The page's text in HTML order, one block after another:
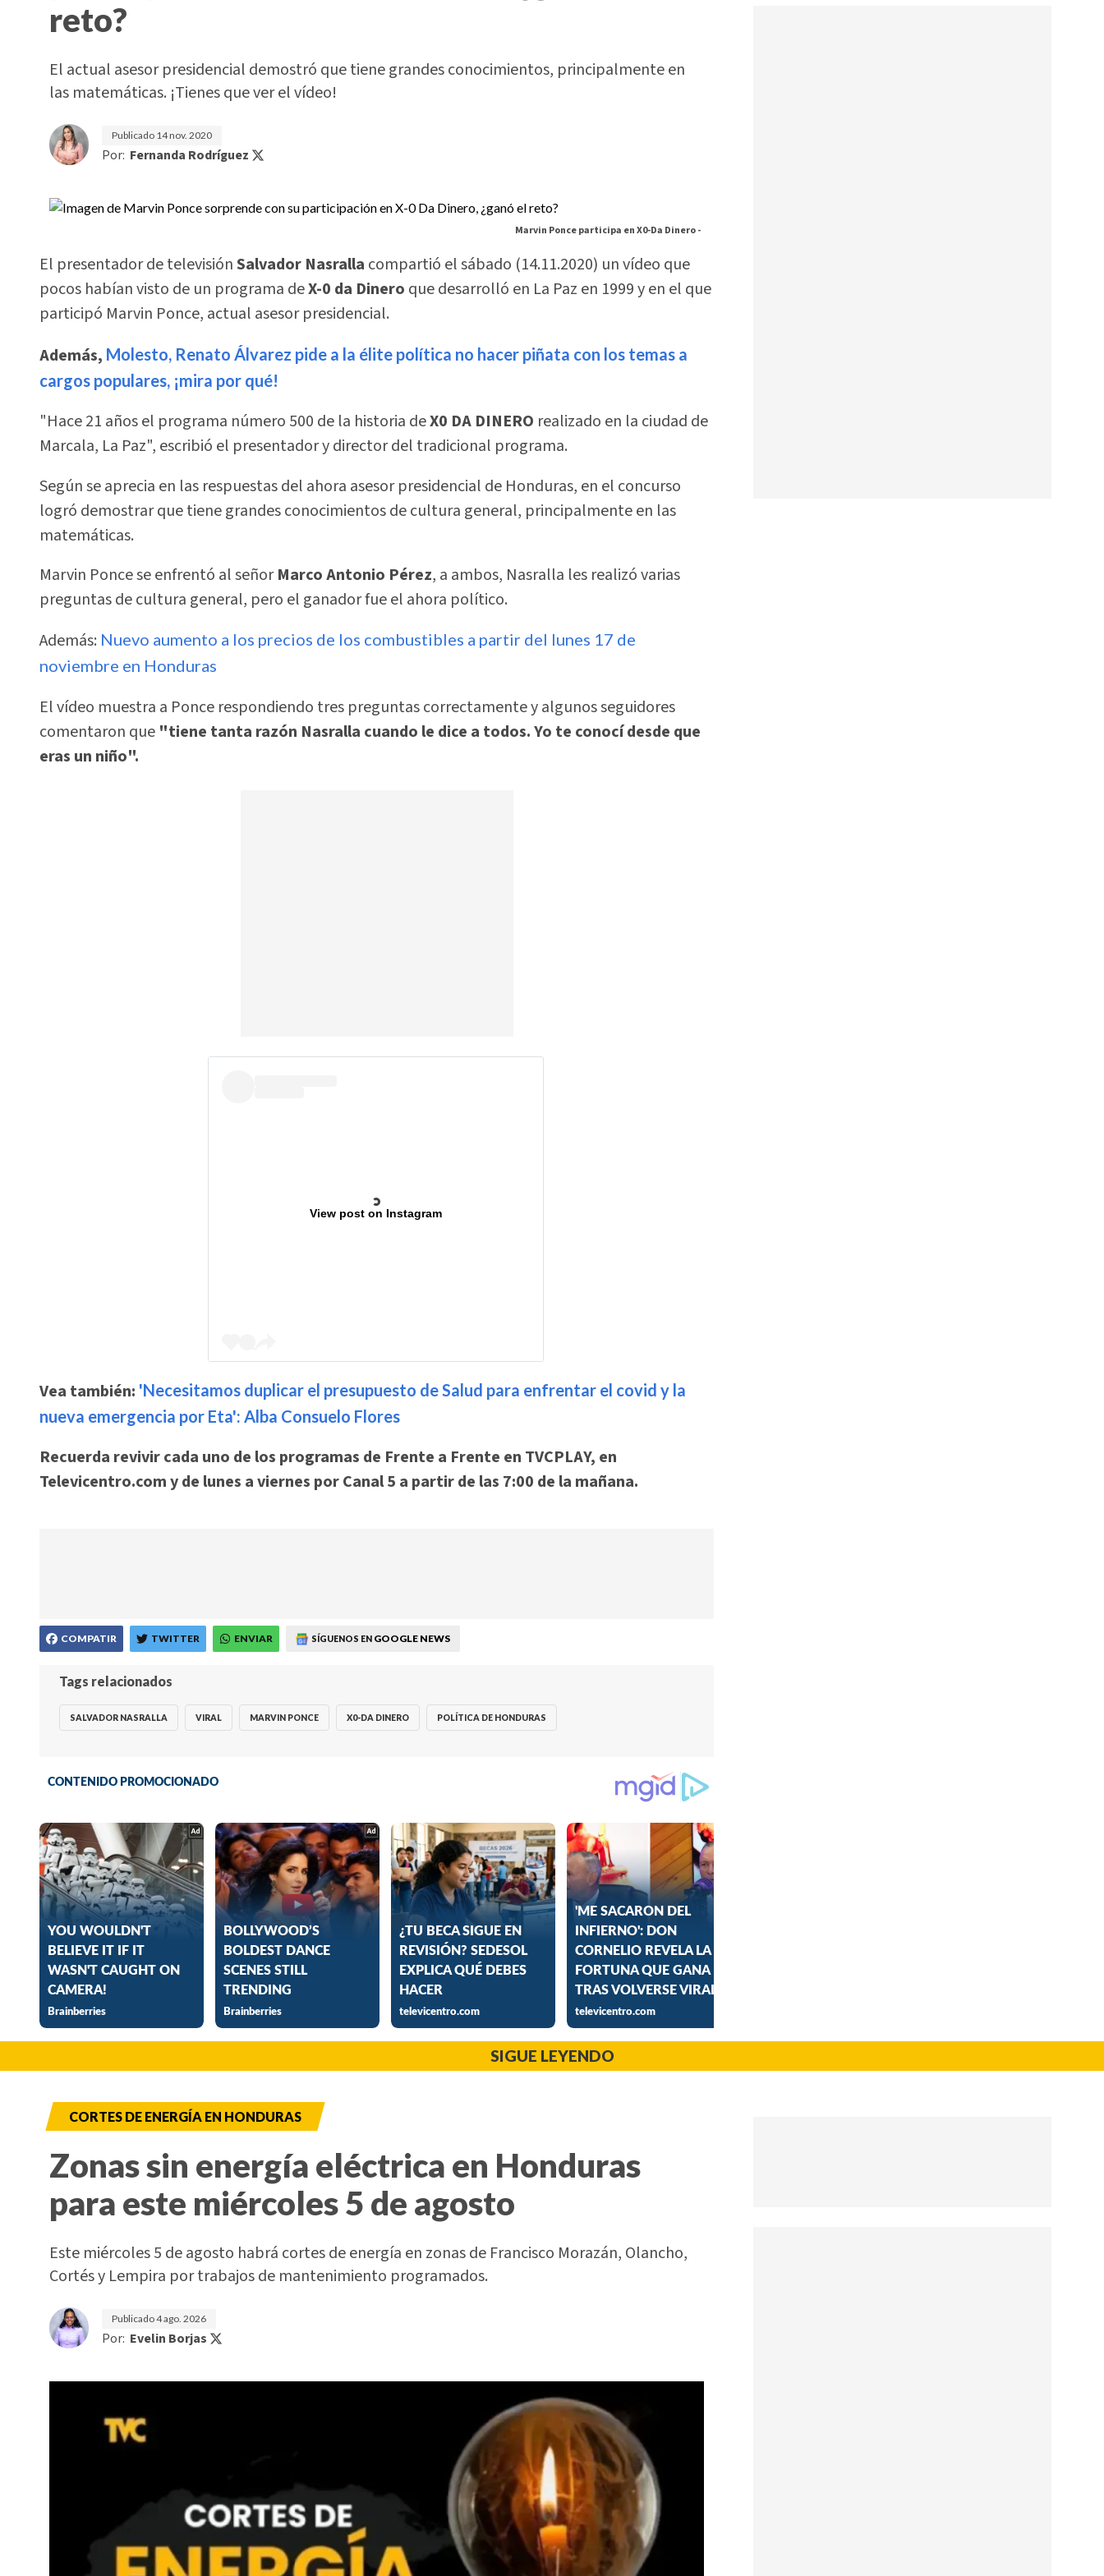
reto?
El actual asesor presidencial demostró que tiene grandes conocimientos, principalmente en
las matemáticas. ¡Tienes que ver el vídeo!
Publicado 14 nov. 2020
Por: Fernanda Rodríguez
Marvin Ponce participa en X0-Da Dinero -
El presentador de televisiónSalvador Nasralla compartió el sábado (14.11.2020) un vídeo que
pocos habían visto de un programa deX-0 da Dinero que desarrolló en La Paz en 1999 y en el que
participó Marvin Ponce, actual asesor presidencial.
Además, Molesto, Renato Álvarez pide a la élite política no hacer piñata con los temas a
cargos populares, ¡mira por qué!
"Hace 21 años el programa número 500 de la historia deX0 DA DINERO realizado en la ciudad de
Marcala, La Paz", escribió el presentador y director del tradicional programa.
Según se aprecia en las respuestas del ahora asesor presidencial de Honduras, en el concurso
logró demostrar que tiene grandes conocimientos de cultura general, principalmente en las
matemáticas.
Marvin Ponce se enfrentó al señorMarco Antonio Pérez, a ambos, Nasralla les realizó varias
preguntas de cultura general, pero el ganador fue el ahora político.
Además: Nuevo aumento a los precios de los combustibles a partir del lunes 17 de
noviembre en Honduras
El vídeo muestra a Ponce respondiendo tres preguntas correctamente y algunos seguidores
comentaron que "tiene tanta razón Nasralla cuando le dice a todos. Yo te conocí desde que
eras un niño".
View post on Instagram
Vea también: 'Necesitamos duplicar el presupuesto de Salud para enfrentar el covid y la
nueva emergencia por Eta': Alba Consuelo Flores
Recuerda revivir cada uno de los programas de Frente a Frente en TVCPLAY, en
Televicentro.com y de lunes a viernes por Canal 5 a partir de las 7:00 de la mañana.
COMPATIR TWITTER ENVIAR SÍGUENOS EN GOOGLE NEWS
Tags relacionados
SALVADOR NASRALLA VIRAL MARVIN PONCE X0-DA DINERO POLÍTICA DE HONDURAS
SIGUE LEYENDO
CORTES DE ENERGÍA EN HONDURAS
Zonas sin energía eléctrica en Honduras
para este miércoles 5 de agosto
Este miércoles 5 de agosto habrá cortes de energía en zonas de Francisco Morazán, Olancho,
Cortés y Lempira por trabajos de mantenimiento programados.
Publicado4 ago. 2026
Por: Evelin Borjas